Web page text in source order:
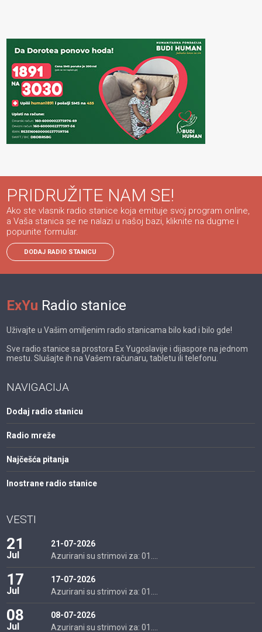
PRIDRUŽITE NAM SE!
Ako ste vlasnik radio stanice koja emituje svoj program online,
a Vaša stanica se ne nalazi u našoj bazi, kliknite na dugme i
popunite formular.
DODAJ RADIO STANICU
ExYu Radio stanice
Uživajte u Vašim omiljenim radio stanicama bilo kad i bilo gde!
Sve radio stanice sa prostora Ex Yugoslavije i dijaspore na jednom
mestu. Slušajte ih na Vašem računaru, tabletu ili telefonu.
NAVIGACIJA
Dodaj radio stanicu
Radio mreže
Najčešća pitanja
Inostrane radio stanice
VESTI
21
Jul
21-07-2026
Azurirani su strimovi za: 01....
17
Jul
17-07-2026
Azurirani su strimovi za: 01....
08
Jul
08-07-2026
Azurirani su strimovi za: 01....